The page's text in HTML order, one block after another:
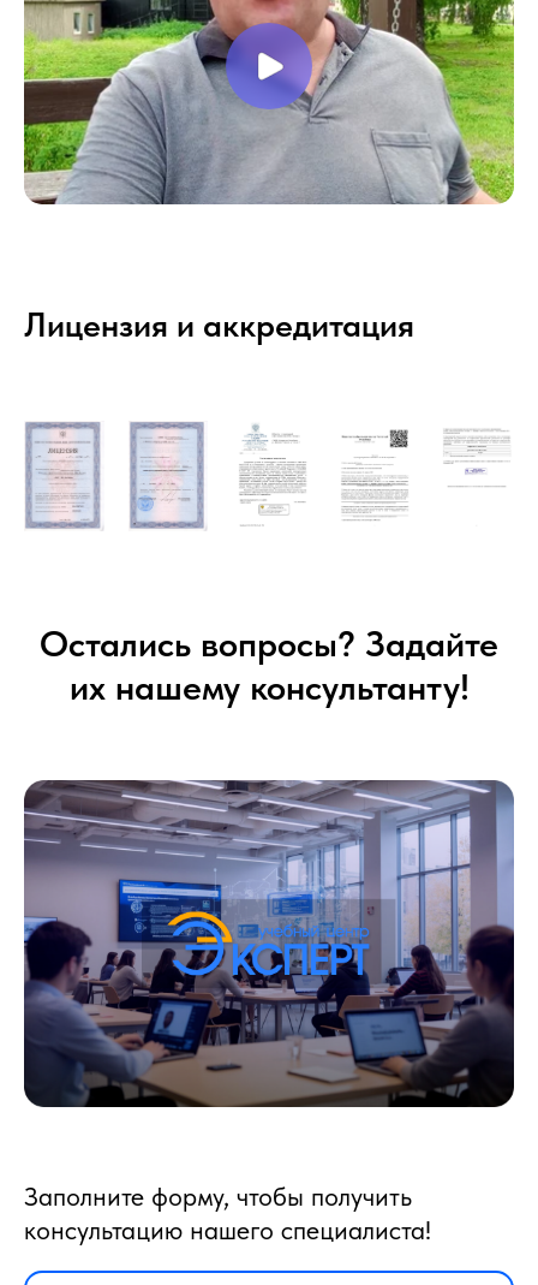
Лицензия и аккредитация
Остались вопросы? Задайте
их нашему консультанту!
Заполните форму, чтобы получить
консультацию нашего специалиста!